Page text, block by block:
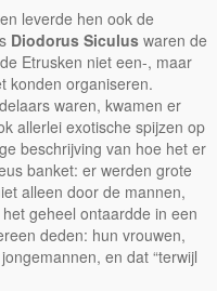
leverde hen ook de
Diodorus Siculus waren de
Etrusken niet een-, maar
konden organiseren.
waren, kwamen er
allerlei exotische spijzen op
beschrijving van hoe het er
banket: er werden grote
alleen door de mannen,
geheel ontaardde in een
deden: hun vrouwen,
en dat “terwijl